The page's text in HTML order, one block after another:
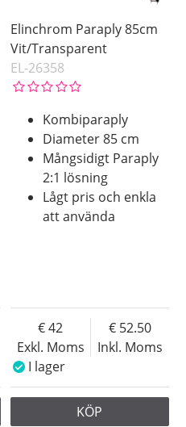
Elinchrom Paraply 85cm
Vit/Transparent
EL-26358
Kombiparaply
Diameter 85 cm
Mångsidigt Paraply
2:1 lösning
Lågt pris och enkla
att använda
Exkl. Moms
42
Inkl. Moms
52.50
I lager
KÖP